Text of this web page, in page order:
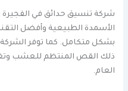
شركة تنسيق حدائق في الفجيرة
الأسمدة الطبيعية وأفضل
بشكل متكامل. كما توفر
ذلك القص المنتظم للعشب
العام.